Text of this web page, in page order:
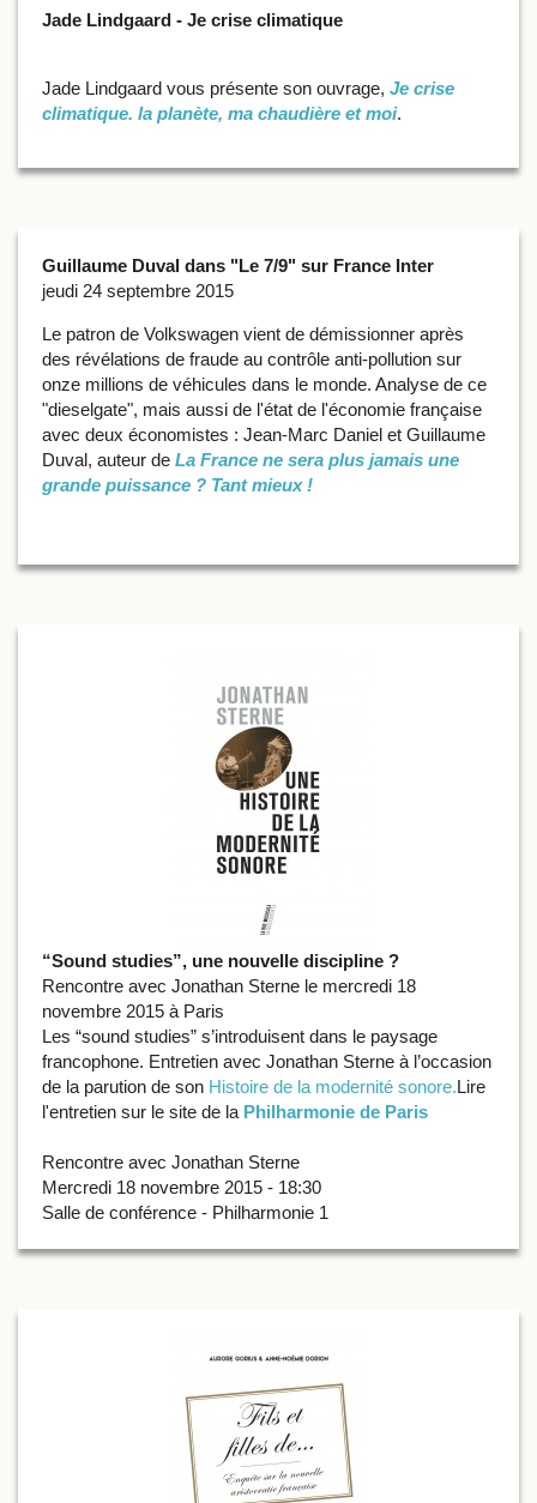
Jade Lindgaard - Je crise climatique
Jade Lindgaard vous présente son ouvrage, Je crise
climatique. la planète, ma chaudière et moi.
Guillaume Duval dans "Le 7/9" sur France Inter
jeudi 24 septembre 2015
Le patron de Volkswagen vient de démissionner après
des révélations de fraude au contrôle anti-pollution sur
onze millions de véhicules dans le monde. Analyse de ce
"dieselgate", mais aussi de l'état de l'économie française
avec deux économistes : Jean-Marc Daniel et Guillaume
Duval, auteur de La France ne sera plus jamais une
grande puissance ? Tant mieux !
“Sound studies”, une nouvelle discipline ?
Rencontre avec Jonathan Sterne le mercredi 18
novembre 2015 à Paris
Les “sound studies” s’introduisent dans le paysage
francophone. Entretien avec Jonathan Sterne à l’occasion
de la parution de son Histoire de la modernité sonore.Lire
l'entretien sur le site de la Philharmonie de Paris
Rencontre avec Jonathan Sterne
Mercredi 18 novembre 2015 - 18:30
Salle de conférence - Philharmonie 1